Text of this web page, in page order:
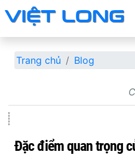
Trang chủ Blog
Đặc điểm quan trọng